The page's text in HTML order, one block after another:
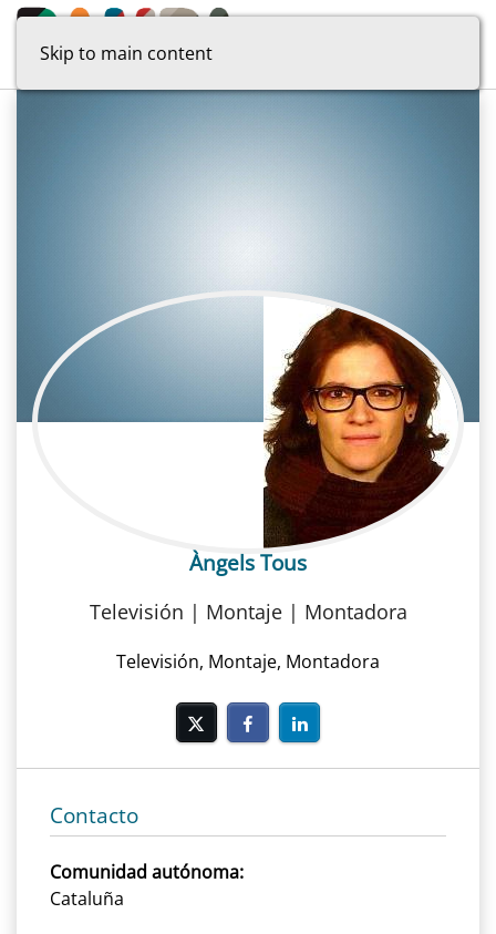
Skip to main content
Àngels Tous
Televisión | Montaje | Montadora
Televisión, Montaje, Montadora
Contacto
Comunidad autónoma:
Cataluña